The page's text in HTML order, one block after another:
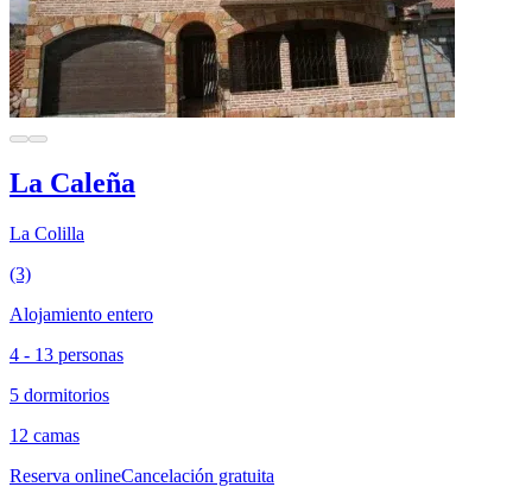
La Caleña
La Colilla
(3)
Alojamiento entero
4 - 13 personas
5 dormitorios
12 camas
Reserva onlineCancelación gratuita